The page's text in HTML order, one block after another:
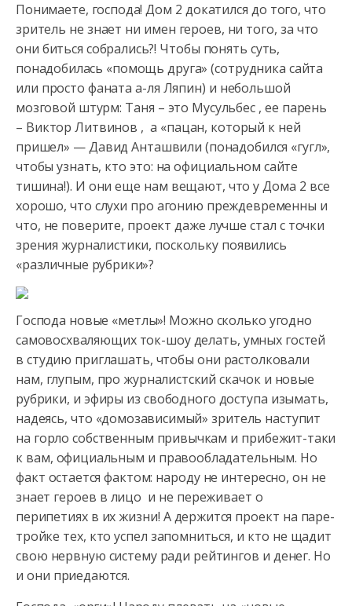
Понимаете, господа! Дом 2 докатился до того, что
зритель не знает ни имен героев, ни того, за что
они биться собрались?! Чтобы понять суть,
понадобилась «помощь друга» (сотрудника сайта
или просто фаната а-ля Ляпин) и небольшой
мозговой штурм: Таня – это Мусульбес , ее парень
– Виктор Литвинов , а «пацан, который к ней
пришел» — Давид Анташвили (понадобился «гугл»,
чтобы узнать, кто это: на официальном сайте
тишина!). И они еще нам вещают, что у Дома 2 все
хорошо, что слухи про агонию преждевременны и
что, не поверите, проект даже лучше стал с точки
зрения журналистики, поскольку появились
«различные рубрики»?
Господа новые «метлы»! Можно сколько угодно
самовосхваляющих ток-шоу делать, умных гостей
в студию приглашать, чтобы они растолковали
нам, глупым, про журналистский скачок и новые
рубрики, и эфиры из свободного доступа изымать,
надеясь, что «домозависимый» зритель наступит
на горло собственным привычкам и прибежит-таки
к вам, официальным и правообладательным. Но
факт остается фактом: народу не интересно, он не
знает героев в лицо и не переживает о
перипетиях в их жизни! А держится проект на паре-
тройке тех, кто успел запомниться, и кто не щадит
свою нервную систему ради рейтингов и денег. Но
и они приедаются.